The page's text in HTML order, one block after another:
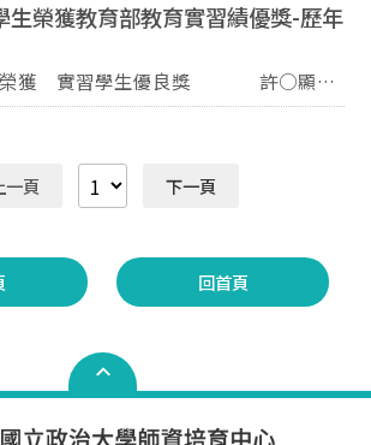
生榮獲教育部教育實習績優獎-歷年
榮獲 實習學生優良獎 許○顯
獲 實習學生
學生楷模獎 江○妤 榮獲 實
習學生優良獎 107年 陳○
實習學生楷模獎 江○澂 榮
獎 102年 林○華 榮獲
習學生楷模獎 101年 楊○瑄 榮獲 實習學生楷模獎
一頁 下一頁
回首頁